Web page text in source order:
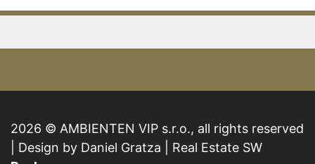
2026 © AMBIENTEN VIP s.r.o., all rights reserved
| Design by Daniel Gratza | Real Estate SW